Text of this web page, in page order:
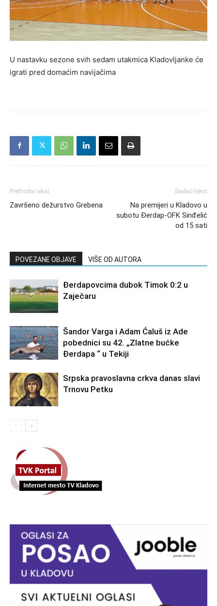
U nastavku sezone svih sedam utakmica Kladovljanke će
igrati pred domaćim navijačima
Prethodni tekst
Završeno dežurstvo Grebena
Sledeći tekst
Na premijeri u Kladovo u
subotu Đerdap-OFK Sinđelić
od 15 sati
POVEZANE OBJAVE VIŠE OD AUTORA
Đerdapovcima dubok Timok 0:2 u
Zaječaru
Šandor Varga i Adam Ćaluš iz Ade
pobednici su 42. „Zlatne bućke
Đerdapa “ u Tekiji
Srpska pravoslavna crkva danas slavi
Trnovu Petku